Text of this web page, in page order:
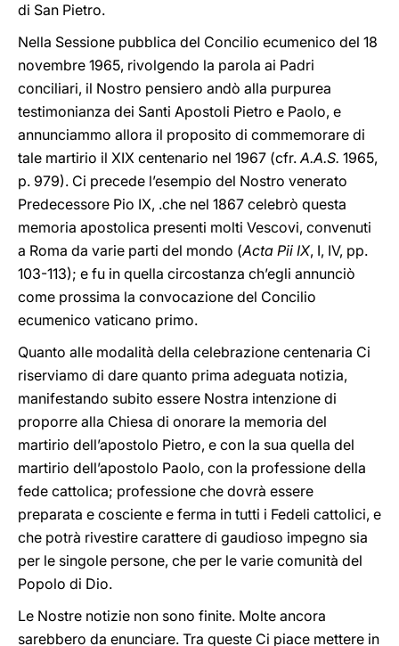
di San Pietro.
Nella Sessione pubblica del Concilio ecumenico del 18
novembre 1965, rivolgendo la parola ai Padri
conciliari, il Nostro pensiero andò alla purpurea
testimonianza dei Santi Apostoli Pietro e Paolo, e
annunciammo allora il proposito di commemorare di
tale martirio il XIX centenario nel 1967 (cfr.A.A.S. 1965,
p. 979). Ci precede l’esempio del Nostro venerato
Predecessore Pio IX, .che nel 1867 celebrò questa
memoria apostolica presenti molti Vescovi, convenuti
a Roma da varie parti del mondo (Acta Pii IX, I, IV, pp.
103-113); e fu in quella circostanza ch’egli annunciò
come prossima la convocazione del Concilio
ecumenico vaticano primo.
Quanto alle modalità della celebrazione centenaria Ci
riserviamo di dare quanto prima adeguata notizia,
manifestando subito essere Nostra intenzione di
proporre alla Chiesa di onorare la memoria del
martirio dell’apostolo Pietro, e con la sua quella del
martirio dell’apostolo Paolo, con la professione della
fede cattolica; professione che dovrà essere
preparata e cosciente e ferma in tutti i Fedeli cattolici, e
che potrà rivestire carattere di gaudioso impegno sia
per le singole persone, che per le varie comunità del
Popolo di Dio.
Le Nostre notizie non sono finite. Molte ancora
sarebbero da enunciare. Tra queste Ci piace mettere in